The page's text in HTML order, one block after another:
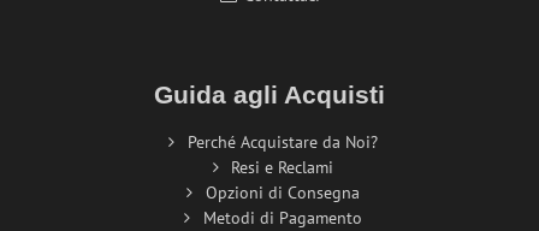
Guida agli Acquisti
Perché Acquistare da Noi?
Resi e Reclami
Opzioni di Consegna
Metodi di Pagamento